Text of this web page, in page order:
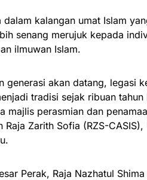
kalangan umat Islam
senang merujuk kepada
ilmuwan Islam.
generasi akan datang, legasi
tradisi sejak ribuan tahun
majlis perasmian dan
Zarith Sofia (RZS-
Perak, Raja Nazhatul